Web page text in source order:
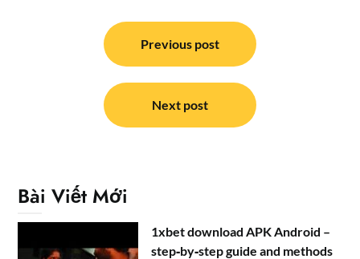
Previous post
Next post
Bài Viết Mới
1xbet download APK Android –
step‑by‑step guide and methods